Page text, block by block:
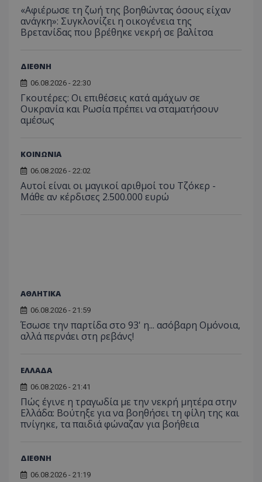
«Αφιέρωσε τη ζωή της βοηθώντας όσους είχαν
ανάγκη»: Συγκλονίζει η οικογένεια της
Βρετανίδας που βρέθηκε νεκρή σε βαλίτσα
ΔΙΕΘΝΗ
06.08.2026 - 22:30
Γκουτέρες: Οι επιθέσεις κατά αμάχων σε
Ουκρανία και Ρωσία πρέπει να σταματήσουν
αμέσως
ΚΟΙΝΩΝΙΑ
06.08.2026 - 22:02
Αυτοί είναι οι μαγικοί αριθμοί του Τζόκερ -
Μάθε αν κέρδισες 2.500.000 ευρώ
ΑΘΛΗΤΙΚΑ
06.08.2026 - 21:59
Έσωσε την παρτίδα στο 93' η... ασόβαρη Ομόνοια,
αλλά περνάει στη ρεβάνς!
ΕΛΛΑΔΑ
06.08.2026 - 21:41
Πώς έγινε η τραγωδία με την νεκρή μητέρα στην
Ελλάδα: Βούτηξε για να βοηθήσει τη φίλη της και
πνίγηκε, τα παιδιά φώναζαν για βοήθεια
ΔΙΕΘΝΗ
06.08.2026 - 21:19